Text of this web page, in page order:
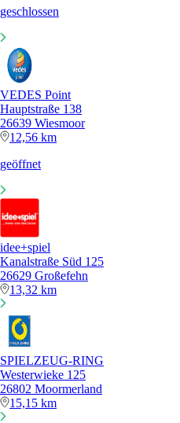
geschlossen
VEDES Point
Hauptstraße 138
26639 Wiesmoor
12,56 km
geöffnet
idee+spiel
Kanalstraße Süd 125
26629 Großefehn
13,32 km
SPIELZEUG-RING
Westerwieke 125
26802 Moormerland
15,15 km